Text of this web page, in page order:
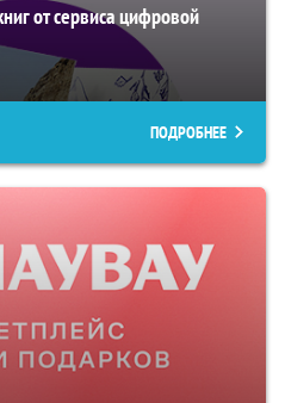
от сервиса цифровой
ПОДРОБНЕЕ